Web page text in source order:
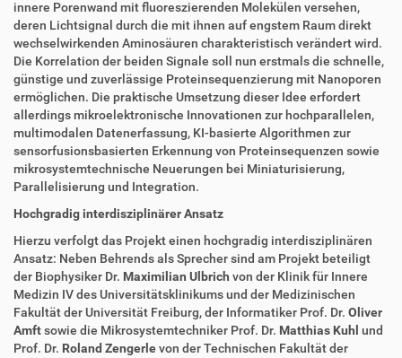
innere Porenwand mit fluoreszierenden Molekülen versehen,
deren Lichtsignal durch die mit ihnen auf engstem Raum direkt
wechselwirkenden Aminosäuren charakteristisch verändert wird.
Die Korrelation der beiden Signale soll nun erstmals die schnelle,
günstige und zuverlässige Proteinsequenzierung mit Nanoporen
ermöglichen. Die praktische Umsetzung dieser Idee erfordert
allerdings mikroelektronische Innovationen zur hochparallelen,
multimodalen Datenerfassung, KI-basierte Algorithmen zur
sensorfusionsbasierten Erkennung von Proteinsequenzen sowie
mikrosystemtechnische Neuerungen bei Miniaturisierung,
Parallelisierung und Integration.
Hochgradig interdisziplinärer Ansatz
Hierzu verfolgt das Projekt einen hochgradig interdisziplinären
Ansatz: Neben Behrends als Sprecher sind am Projekt beteiligt
der Biophysiker Dr. Maximilian Ulbrich von der Klinik für Innere
Medizin IV des Universitätsklinikums und der Medizinischen
Fakultät der Universität Freiburg, der Informatiker Prof. Dr. Oliver
Amftsowie die Mikrosystemtechniker Prof. Dr. Matthias Kuhl und
Prof. Dr. Roland Zengerlevon der Technischen Fakultät der